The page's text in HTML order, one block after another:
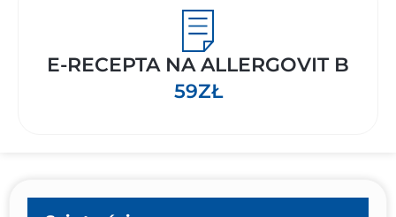
E-RECEPTA NA ALLERGOVIT B
59ZŁ